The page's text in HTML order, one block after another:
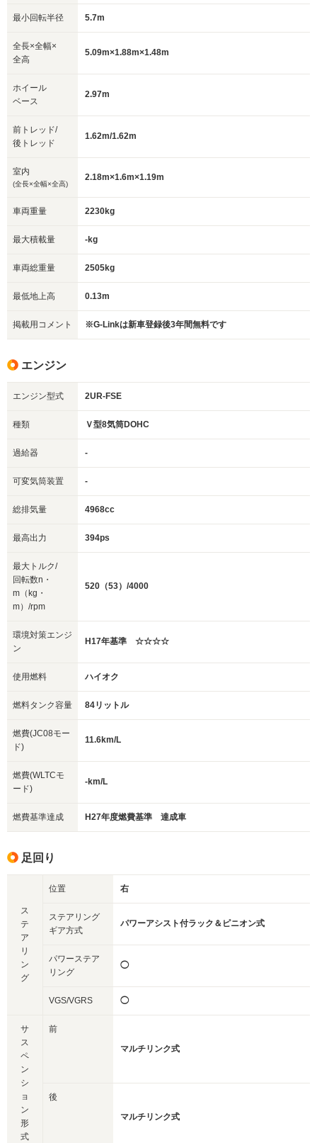
最小回転半径 5.7m
全長×全幅×
全高
5.09m×1.88m×1.48m
ホイール
ベース
2.97m
前トレッド/
後トレッド
1.62m/1.62m
室内
(全長×全幅×全高)
2.18m×1.6m×1.19m
車両重量 2230kg
最大積載量 -kg
車両総重量 2505kg
最低地上高 0.13m
掲載用コメント ※G-Linkは新車登録後3年間無料です
エンジン
エンジン型式 2UR-FSE
種類 Ｖ型8気筒DOHC
過給器 -
可変気筒装置 -
総排気量 4968cc
最高出力 394ps
最大トルク/
回転数n・
m（kg・
m）/rpm
520（53）/4000
環境対策エンジ
ン
H17年基準 ☆☆☆☆
使用燃料 ハイオク
燃料タンク容量 84リットル
燃費(JC08モー
ド)
11.6km/L
燃費(WLTCモ
ード)
-km/L
燃費基準達成 H27年度燃費基準 達成車
足回り
ス
テ
ア
リ
ン
グ
位置 右
ステアリング
ギア方式
パワーアシスト付ラック＆ピニオン式
パワーステア
リング
◯
VGS/VGRS ◯
サ
ス
ペ
ン
シ
ョ
ン
形
式
前
マルチリンク式
後
マルチリンク式